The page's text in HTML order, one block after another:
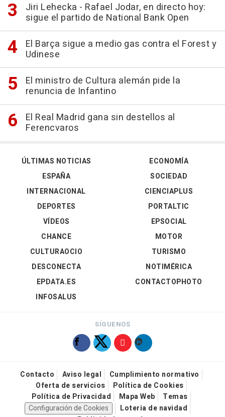
Jiri Lehecka - Rafael Jodar, en directo hoy:
sigue el partido de National Bank Open
El Barça sigue a medio gas contra el Forest y
Udinese
El ministro de Cultura alemán pide la
renuncia de Infantino
El Real Madrid gana sin destellos al
Ferencvaros
ÚLTIMAS NOTICIAS
ESPAÑA
INTERNACIONAL
DEPORTES
VÍDEOS
ECONOMÍA
SOCIEDAD
CIENCIAPLUS
PORTALTIC
EPSOCIAL
CHANCE
CULTURAOCIO
DESCONECTA
EPDATA.ES
INFOSALUS
MOTOR
TURISMO
NOTIMÉRICA
CONTACTOPHOTO
SÍGUENOS
Contacto Aviso legal
Cumplimiento normativo
Oferta de servicios
Política de Cookies
Política de Privacidad
Mapa Web
Temas
Configuración de Cookies
Loteria de navidad